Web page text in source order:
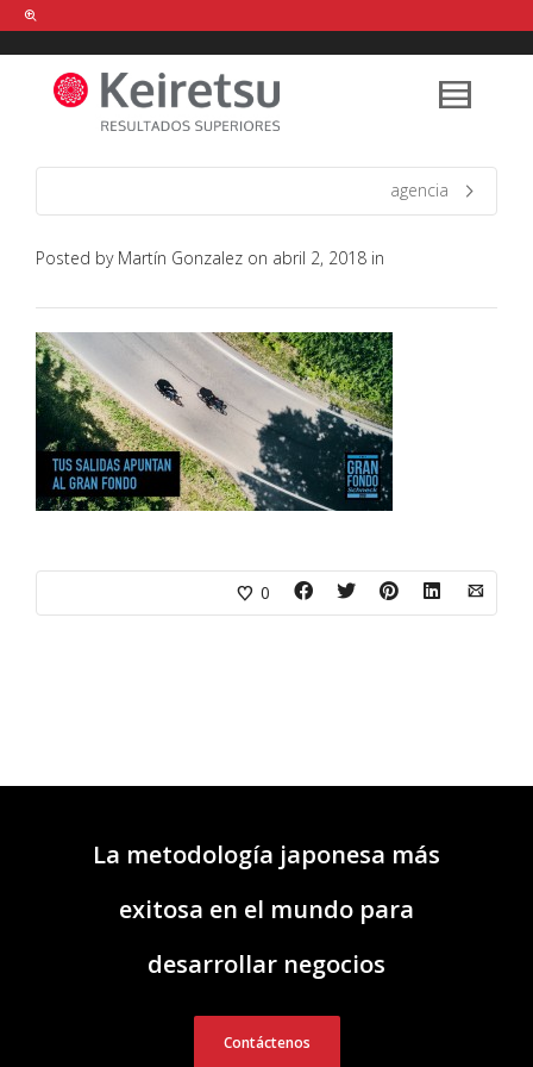
Help me Dante! I'm looking for new
shirts in a size medium
that cost
between £ . Show me all the
items, from the brandour legacy.
FIND MY ITEMS!
agencia
Posted by Martín Gonzalez on abril 2, 2018 in
0
La metodología japonesa más
exitosa en el mundo para
desarrollar negocios
Contáctenos